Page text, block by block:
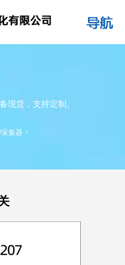
现货，支持定制。
集器 >